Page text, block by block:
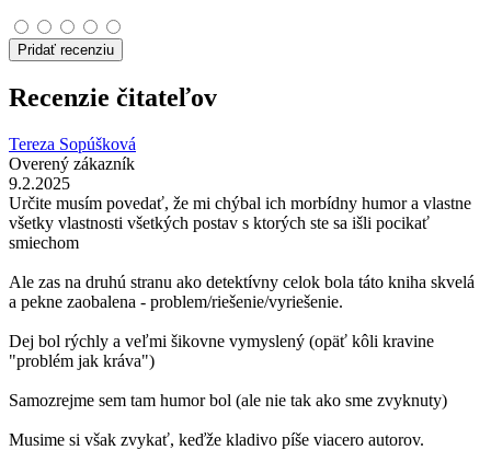
Pridať recenziu
Recenzie čitateľov
Tereza Sopúšková
Overený zákazník
9.2.2025
Určite musím povedať, že mi chýbal ich morbídny humor a vlastne
všetky vlastnosti všetkých postav s ktorých ste sa išli pocikať
smiechom
Ale zas na druhú stranu ako detektívny celok bola táto kniha skvelá
a pekne zaobalena - problem/riešenie/vyriešenie.
Dej bol rýchly a veľmi šikovne vymyslený (opäť kôli kravine
"problém jak kráva")
Samozrejme sem tam humor bol (ale nie tak ako sme zvyknuty)
Musime si však zvykať, keďže kladivo píše viacero autorov.